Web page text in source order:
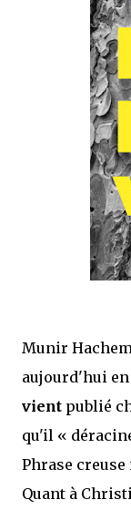
j’ai dit au sujet des
Munir
aujourd'hui en
vient publié
qu'il «
Phrase
Quant à